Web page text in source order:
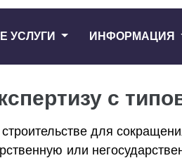
УСЛУГИ ИНФОРМАЦИЯ
с
для
или